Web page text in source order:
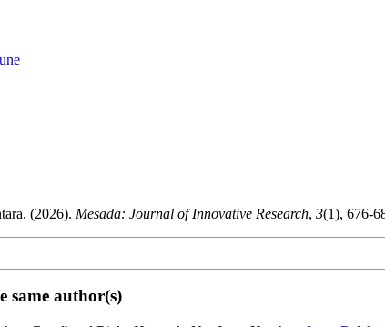
(2026). Mesada: Journal of Innovative Research, 3(1), 676-
same author(s)